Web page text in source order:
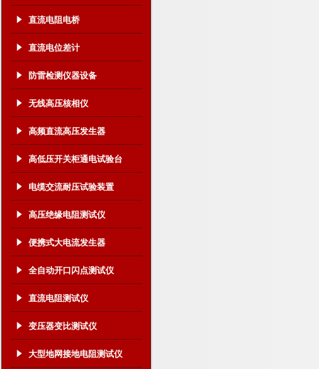
直流电阻电桥
直流电位差计
防雷检测仪器设备
无线高压核相仪
高频直流高压发生器
高低压开关柜通电试验台
电缆交流耐压试验装置
高压绝缘电阻测试仪
便携式大电流发生器
全自动开口闪点测试仪
直流电阻测试仪
变压器变比测试仪
大型地网接地电阻测试仪